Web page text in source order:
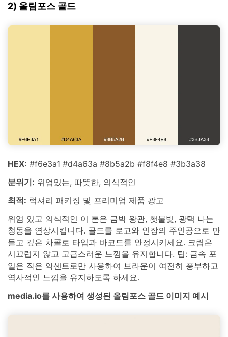
2) 올림포스 골드
HEX: #f6e3a1 #d4a63a #8b5a2b #f8f4e8 #3b3a38
분위기: 위엄있는, 따뜻한, 의식적인
최적: 럭셔리 패키징 및 프리미엄 제품 광고
위엄 있고 의식적인 이 톤은 금박 왕관, 횃불빛, 광택 나는
청동을 연상시킵니다. 골드를 로고와 인장의 주인공으로 만
들고 깊은 차콜로 타입과 바코드를 안정시키세요. 크림은
시끄럽지 않고 고급스러운 느낌을 유지합니다. 팁: 금속 포
일은 작은 악센트로만 사용하여 브라운이 여전히 풍부하고
역사적인 느낌을 유지하도록 하세요.
media.io를 사용하여 생성된 올림포스 골드 이미지 예시